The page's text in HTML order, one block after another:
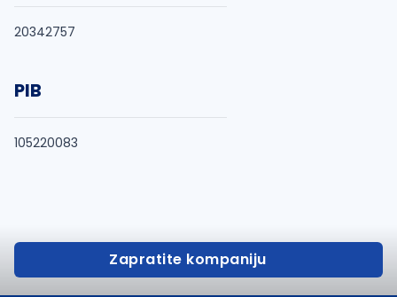
20342757
PIB
105220083
Zapratite kompaniju